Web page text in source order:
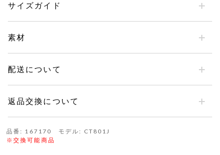
サイズガイド
素材
配送について
返品交換について
品番: 167170 モデル: CT801J
※交換可能商品